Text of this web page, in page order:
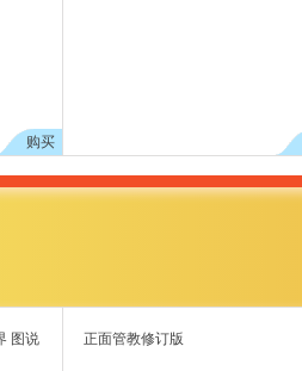
购买
图说
正面管教修订版